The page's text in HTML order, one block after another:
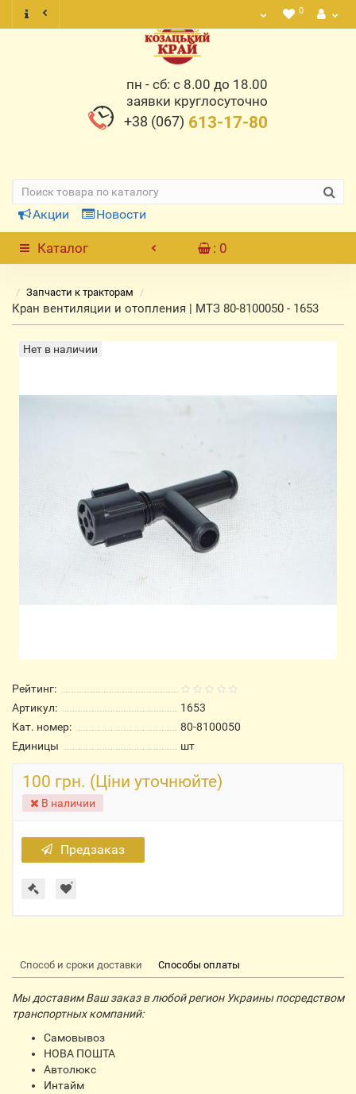
0
пн - сб: с 8.00 до 18.00
заявки круглосуточно
+38 (067) 613-17-80
Акции Новости
Каталог : 0
Запчасти к тракторам
Кран вентиляции и отопления | МТЗ 80-8100050 - 1653
Нет в наличии
Рейтинг:
Артикул:
1653
Кат. номер:
80-8100050
Единицы
шт
100 грн. (Ціни уточнюйте)
В наличии
Предзаказ
Способ и сроки доставки Способы оплаты
Мы доставим Ваш заказ в любой регион Украины посредством
транспортных компаний:
Самовывоз
НОВА ПОШТА
Автолюкс
Интайм